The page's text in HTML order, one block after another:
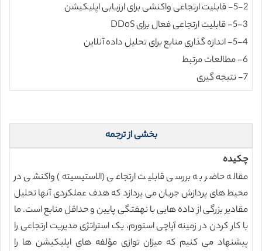
5-2- قابلیت ارتجاعی واکنشی برای ارزیابی اپلیکیشن
5-3- قابلیت ارتجاعی فعال برای DDoS
5-4- اندازه گذاری منابع برای تحلیل داده آنلاین
6- مطالعات مرتبط
7- نتیجه گیری
بخشی از ترجمه
چکیده
مقاله حاضر به بررسی قابلیت ارتجاعی (الاستیسیته) واکنشی در
محیط های پردازش جریان می پردازد که هدف عملکردی آنها تحلیل
مقادیر بزرگی از داده هایی با نهفتگی پایین و حداقل منابع است. ما
با کار کردن در زمینه آپاچی استورم، یک استراتژی مدیریت ارتجاعی را
پیشنهاد می کنیم که میزان توازی مؤلفه های اپلیکیشن ها را